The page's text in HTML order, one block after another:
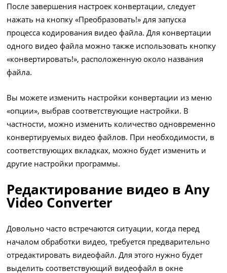
После завершения настроек конвертации, следует
нажать на кнопку «Преобразовать!» для запуска
процесса кодирования видео файла. Для конвертации
одного видео файла можно также использовать кнопку
«конвертировать!», расположенную около названия
файла.
Вы можете изменить настройки конвертации из меню
«опции», выбрав соответствующие настройки. В
частности, можно изменить количество одновременно
конвертируемых видео файлов. При необходимости, в
соответствующих вкладках, можно будет изменить и
другие настройки программы.
Редактирование видео в Any
Video Converter
Довольно часто встречаются ситуации, когда перед
началом обработки видео, требуется предварительно
отредактировать видеофайл. Для этого нужно будет
выделить соответствующий видеофайл в окне